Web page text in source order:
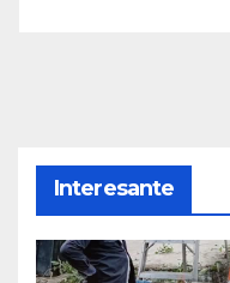
Interesante